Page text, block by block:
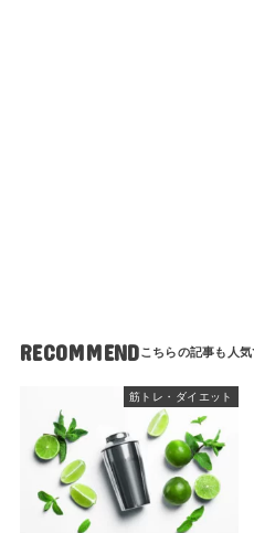
RECOMMEND
筋トレ・ダイエット